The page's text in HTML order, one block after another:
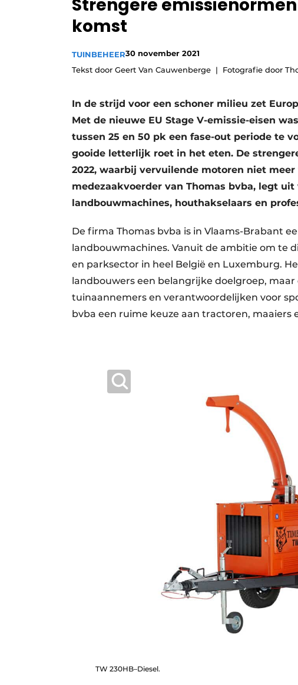
Vacature aanmelden
Video’s
Strengere
komst
TUINBEHEER30 november 2021
Tekst door Geert Van Cauwenberge
Fotografie door
In de strijd voor een schoner milieu zet
Met de nieuwe EU Stage V-emissie-eisen
tussen 25 en 50 pk een fase-out periode te
gooide letterlijk roet in het eten. De
2022, waarbij vervuilende motoren niet
medezaakvoerder van Thomas bvba, legt
landbouwmachines, houthakselaars en
De firma Thomas bvba is in Vlaams-Brabant
landbouwmachines. Vanuit de ambitie om te
en parksector in heel België en Luxemburg.
landbouwers een belangrijke doelgroep,
tuinaannemers en verantwoordelijken voor
bvba een ruime keuze aan tractoren, maaiers
TW 230HB–Diesel.